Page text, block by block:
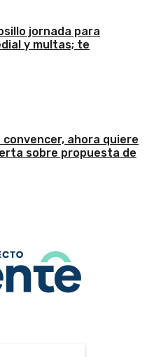
jornada para
y multas; te
convencer, ahora quiere
sobre propuesta de